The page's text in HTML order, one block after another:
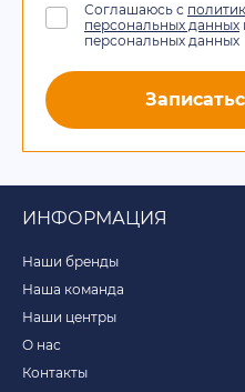
Соглашаюсь с
персональных данных
персональных данных
ИНФОРМАЦИЯ
Наши бренды
Наша команда
Наши центры
О нас
Контакты